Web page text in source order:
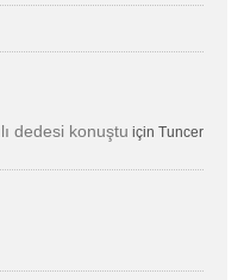
dedesi konuştu için Tuncer